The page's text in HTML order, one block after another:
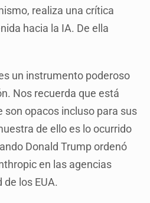
realiza una crítica
hacia la IA. De ella
un instrumento poderoso
Nos recuerda que está
son opacos incluso para sus
de ello es lo ocurrido
Donald Trump ordenó
en las agencias
los EUA.